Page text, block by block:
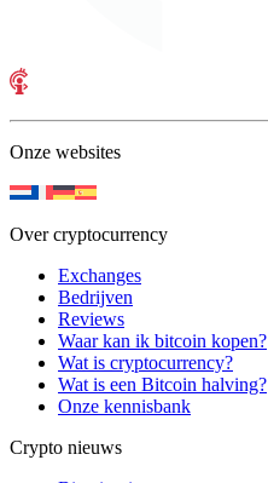
Onze websites
Over cryptocurrency
Exchanges
Bedrijven
Reviews
Waar kan ik bitcoin kopen?
Wat is cryptocurrency?
Wat is een Bitcoin halving?
Onze kennisbank
Crypto nieuws